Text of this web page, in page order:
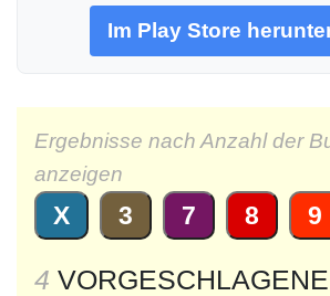
Im Play Store
Ergebnisse nach Anzahl der
anzeigen
X 3 7 8 9
4 VORGESCHLAGENE